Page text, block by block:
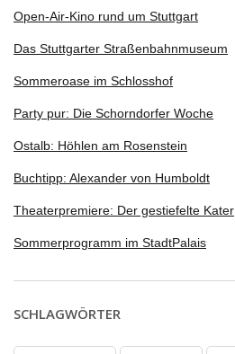
Open-Air-Kino rund um Stuttgart
Das Stuttgarter Straßenbahnmuseum
Sommeroase im Schlosshof
Party pur: Die Schorndorfer Woche
Ostalb: Höhlen am Rosenstein
Buchtipp: Alexander von Humboldt
Theaterpremiere: Der gestiefelte Kater
Sommerprogramm im StadtPalais
SCHLAGWÖRTER